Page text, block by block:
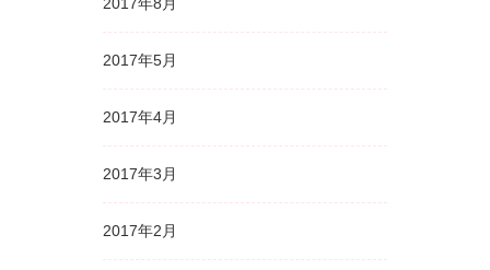
2017年8月
2017年5月
2017年4月
2017年3月
2017年2月